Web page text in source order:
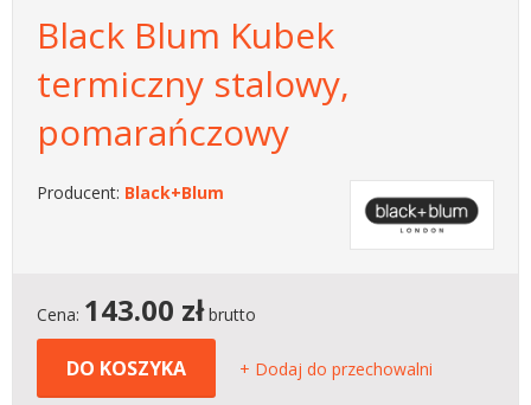
Black Blum Kubek
termiczny stalowy,
pomarańczowy
Producent: Black+Blum
Cena: 143.00 złbrutto
DO KOSZYKA + Dodaj do przechowalni